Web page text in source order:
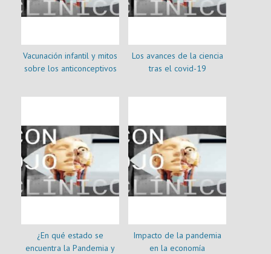
Vacunación infantil y mitos
sobre los anticonceptivos
Los avances de la ciencia
tras el covid-19
¿En qué estado se
encuentra la Pandemia y
Impacto de la pandemia
en la economía